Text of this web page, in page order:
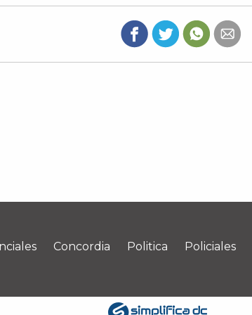
Concordia Politica Policiales